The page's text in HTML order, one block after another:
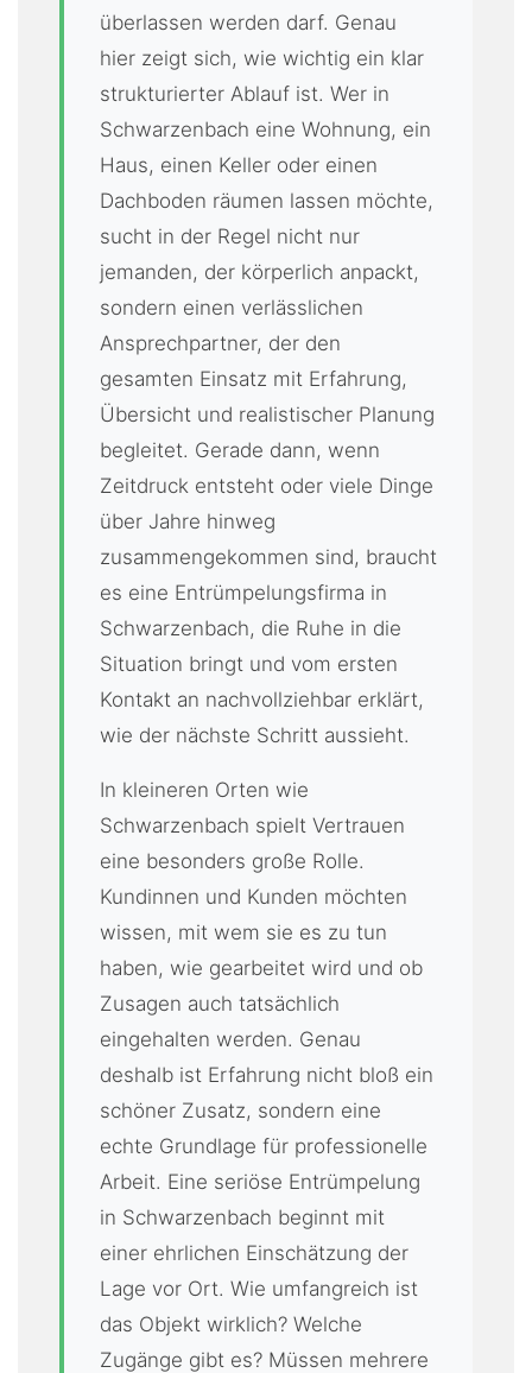
überlassen werden darf. Genau
hier zeigt sich, wie wichtig ein klar
strukturierter Ablauf ist. Wer in
Schwarzenbach eine Wohnung, ein
Haus, einen Keller oder einen
Dachboden räumen lassen möchte,
sucht in der Regel nicht nur
jemanden, der körperlich anpackt,
sondern einen verlässlichen
Ansprechpartner, der den
gesamten Einsatz mit Erfahrung,
Übersicht und realistischer Planung
begleitet. Gerade dann, wenn
Zeitdruck entsteht oder viele Dinge
über Jahre hinweg
zusammengekommen sind, braucht
es eine Entrümpelungsfirma in
Schwarzenbach, die Ruhe in die
Situation bringt und vom ersten
Kontakt an nachvollziehbar erklärt,
wie der nächste Schritt aussieht.
In kleineren Orten wie
Schwarzenbach spielt Vertrauen
eine besonders große Rolle.
Kundinnen und Kunden möchten
wissen, mit wem sie es zu tun
haben, wie gearbeitet wird und ob
Zusagen auch tatsächlich
eingehalten werden. Genau
deshalb ist Erfahrung nicht bloß ein
schöner Zusatz, sondern eine
echte Grundlage für professionelle
Arbeit. Eine seriöse Entrümpelung
in Schwarzenbach beginnt mit
einer ehrlichen Einschätzung der
Lage vor Ort. Wie umfangreich ist
das Objekt wirklich? Welche
Zugänge gibt es? Müssen mehrere